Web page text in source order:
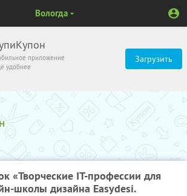
приложение
удобнее
Загрузить
Вологда
«Творческие IT-профессии для
школы дизайна Easydesi.